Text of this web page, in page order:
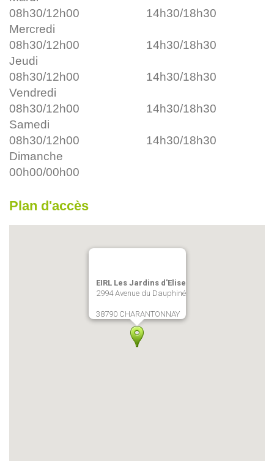
08h30/12h00
14h30/18h30
Mercredi
08h30/12h00
14h30/18h30
Jeudi
08h30/12h00
14h30/18h30
Vendredi
08h30/12h00
14h30/18h30
Samedi
08h30/12h00
14h30/18h30
Dimanche
00h00/00h00
Plan d'accès
EIRL Les Jardins d'Elise
2994 Avenue du Dauphiné
38790 CHARANTONNAY